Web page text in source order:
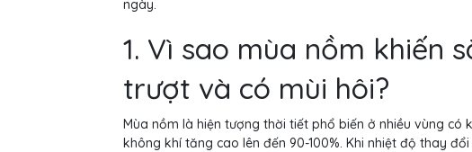
ngày.
1. Vì sao mùa nồm khiến
trượt và có mùi hôi?
Mùa nồm là hiện tượng thời tiết phổ biến ở nhiều vùng
không khí tăng cao lên đến 90-100%. Khi nhiệt độ thay